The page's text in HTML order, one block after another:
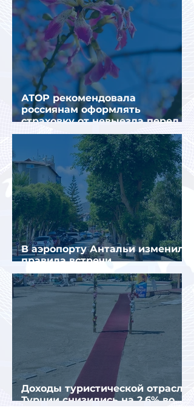
АТОР рекомендовала
россиянам оформлять
страховку от невыезда перед
поездкой в Грецию
В аэропорту Антальи изменили
правила встречи
организованных туристов
Доходы туристической отрасли
Турции снизились на 2,6% во